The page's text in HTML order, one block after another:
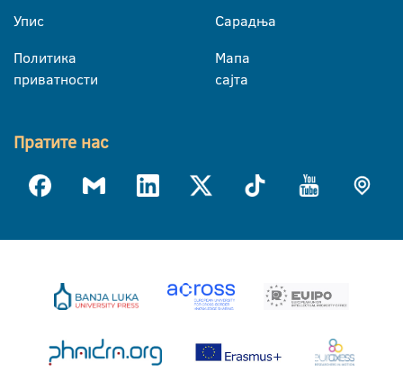
Упис
Политика
приватности
Сарадња
Мапа
сајта
Пратите нас